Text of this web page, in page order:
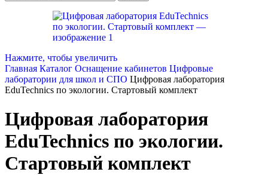
Нажмите, чтобы увеличить
Главная Каталог Оснащение кабинетов Цифровые
лаборатории для школ и СПО Цифровая лаборатория
EduTechnics по экологии. Стартовый комплект
Цифровая лаборатория
EduTechnics по экологии.
Стартовый комплект